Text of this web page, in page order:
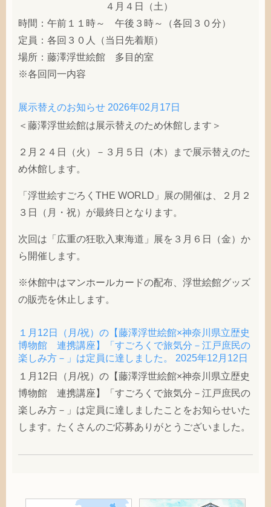
４月４日（土）
時間：午前１１時～ 午後３時～（各回３０分）
定員：各回３０人（当日先着順）
場所：藤澤浮世絵館 多目的室
※各回同一内容
展示替えのお知らせ 2026年02月17日
＜藤澤浮世絵館は展示替えのため休館します＞
２月２４日（火）－３月５日（木）まで展示替えのた
め休館します。
「浮世絵すごろくTHE WORLD」展の開催は、２月２
３日（月・祝）が最終日となります。
次回は「広重の狂歌入東海道」展を３月６日（金）か
ら開催します。
※休館中はマンホールカードの配布、浮世絵館グッズ
の販売を休止します。
１月12日（月/祝）の【藤澤浮世絵館×神奈川県立歴史
博物館 連携講座】「すごろくで旅気分－江戸庶民の
楽しみ方－」は定員に達しました。
2025年12月12日
１月12日（月/祝）の【藤澤浮世絵館×神奈川県立歴史
博物館 連携講座】「すごろくで旅気分－江戸庶民の
楽しみ方－」は定員に達しましたことをお知らせいた
します。たくさんのご応募ありがとうございました。